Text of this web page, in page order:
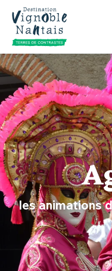
Aller
contenu
principal
les animations